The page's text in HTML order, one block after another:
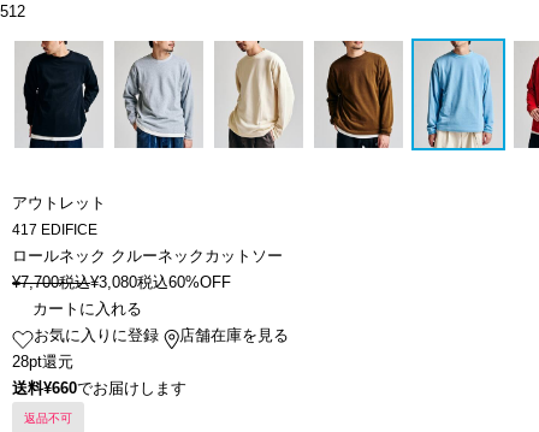
512
アウトレット
417 EDIFICE
ロールネック クルーネックカットソー
¥7,700税込¥3,080税込60%OFF
カートに入れる
お気に入りに登録
店舗在庫を見る
28pt還元
送料¥660でお届けします
返品不可